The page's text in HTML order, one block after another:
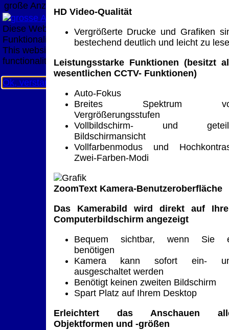
HD Video-Qualität
Vergrößerte Drucke und Grafiken
bestechend deutlich und leicht zu
Leistungsstarke Funktionen (besitzt
wesentlichen CCTV- Funktionen)
Auto-Fokus
Breites Spektrum
Vergrößerungsstufen
Vollbildschirm- und
Bildschirmansicht
Vollfarbenmodus und
Zwei-Farben-Modi
ZoomText Kamera-Benutzeroberfläche
Das Kamerabild wird direkt auf
Computerbildschirm angezeigt
Bequem sichtbar, wenn Sie
benötigen
Kamera kann sofort ein-
ausgeschaltet werden
Benötigt keinen zweiten Bildschirm
Spart Platz auf Ihrem Desktop
Erleichtert das Anschauen
Objektformen und -größen
große Anzeige Schließen
Diese Website nutzt Cookies, um bestmögliche
Funktionalität bieten zu können.
This website uses cookies to provide the best possible
functionality.
Ok, verstanden